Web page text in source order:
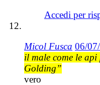
Accedi per
Micol Fusca 06/
il male come le
Golding”
vero